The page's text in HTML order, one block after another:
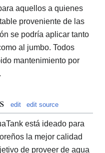
aquellos a quienes
proveniente de las
se podría aplicar tanto
al jumbo. Todos
mantenimiento por
edit edit source
está ideado para
la mejor calidad
de proveer de agua